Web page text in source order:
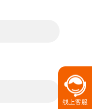
线上客服